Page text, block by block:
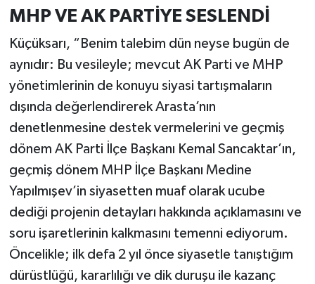
MHP VE AK PARTİYE SESLENDİ
Küçüksarı, “Benim talebim dün neyse bugün de
aynıdır: Bu vesileyle; mevcut AK Parti ve MHP
yönetimlerinin de konuyu siyasi tartışmaların
dışında değerlendirerek Arasta’nın
denetlenmesine destek vermelerini ve geçmiş
dönem AK Parti İlçe Başkanı Kemal Sancaktar’ın,
geçmiş dönem MHP İlçe Başkanı Medine
Yapılmışev’in siyasetten muaf olarak ucube
dediği projenin detayları hakkında açıklamasını ve
soru işaretlerinin kalkmasını temenni ediyorum.
Öncelikle; ilk defa 2 yıl önce siyasetle tanıştığım
dürüstlüğü, kararlılığı ve dik duruşu ile kazanç